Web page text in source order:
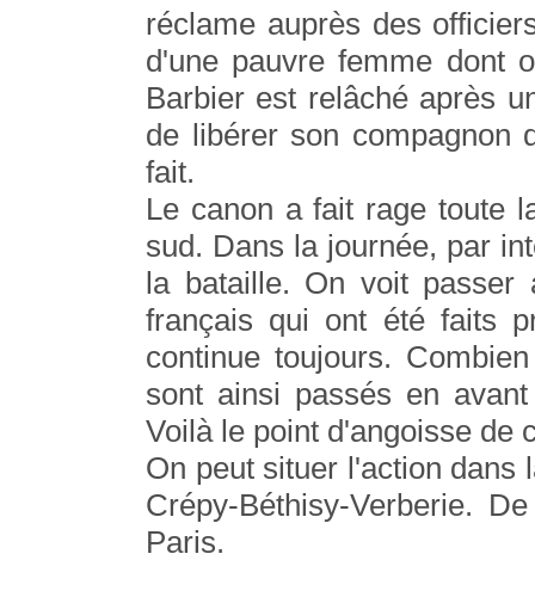
réclame auprès des
d'une pauvre femme dont
Barbier est relâché après
de libérer son
fait.
Le canon a fait rage toute
sud. Dans la journée, par
la bataille. On voit passer
français qui ont été faits
continue toujours.
sont ainsi passés en
Voilà le point d'angoisse de
On peut situer l'action dans
Crépy-Béthisy-Verberie.
Paris.